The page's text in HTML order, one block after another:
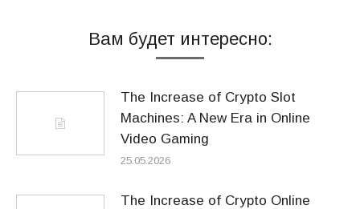
Вам будет интересно:
The Increase of Crypto Slot
Machines: A New Era in Online
Video Gaming
25.05.2026
The Increase of Crypto Online